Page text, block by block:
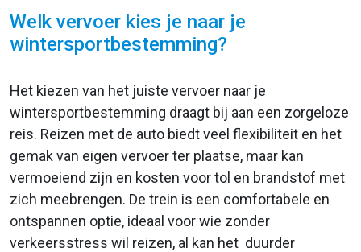
Welk vervoer kies je naar je
wintersportbestemming?
Het kiezen van het juiste vervoer naar je
wintersportbestemming draagt bij aan een zorgeloze
reis. Reizen met de auto biedt veel flexibiliteit en het
gemak van eigen vervoer ter plaatse, maar kan
vermoeiend zijn en kosten voor tol en brandstof met
zich meebrengen. De trein is een comfortabele en
ontspannen optie, ideaal voor wie zonder
verkeersstress wil reizen, al kan het duurder